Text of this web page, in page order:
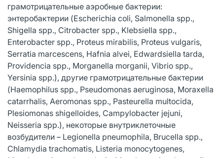
грамотрицательные аэробные бактерии:
энтеробактерии (Escherichia coli, Salmonella spp.,
Shigella spp., Citrobacter spp., Klebsiella spp.,
Enterobacter spp., Proteus mirabilis, Proteus vulgaris,
Serratia marcescens, Hafnia alvei, Edwardsiella tarda,
Providencia spp., Morganella morganii, Vibrio spp.,
Yersinia spp.), другие грамотрицательные бактерии
(Haemophilus spp., Pseudomonas aeruginosa, Moraxella
catarrhalis, Aeromonas spp., Pasteurella multocida,
Plesiomonas shigelloides, Campylobacter jejuni,
Neisseria spp.), некоторые внутриклеточные
возбудители – Legionella pneumophila, Brucella spp.,
Chlamydia trachomatis, Listeria monocytogenes,